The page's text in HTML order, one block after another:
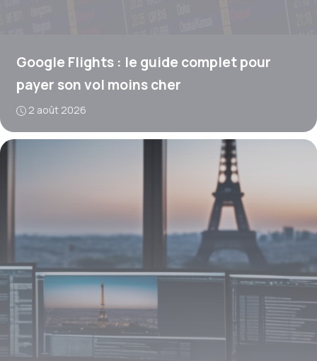
Google Flights : le guide complet pour
payer son vol moins cher
2 août 2026